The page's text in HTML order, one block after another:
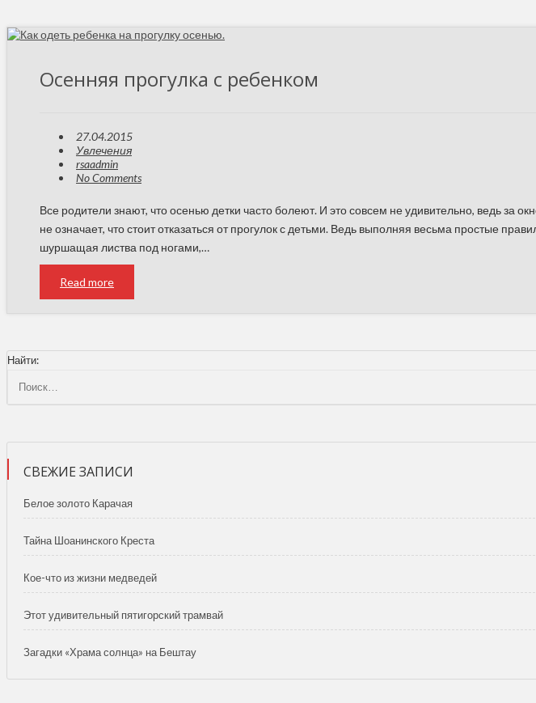
Осенняя прогулка с ребенком
27.04.2015
Увлечения
rsaadmin
No Comments
Все родители знают, что осенью детки часто болеют. И это совсем не удивительно, ведь за
не означает, что стоит отказаться от прогулок с детьми. Ведь выполняя весьма простые
шуршащая листва под ногами,…
Read more
Найти:
СВЕЖИЕ ЗАПИСИ
Белое золото Карачая
Тайна Шоанинского Креста
Кое-что из жизни медведей
Этот удивительный пятигорский трамвай
Загадки «Храма солнца» на Бештау